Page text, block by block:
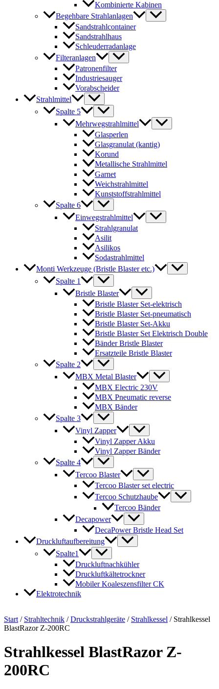
Kombinierte Kabinen
Begehbare Strahlanlagen
Sandstrahlcontainer
Sandstrahlhaus
Schleuderradanlage
Filteranlagen
Patronenfilter
Industriesauger
Vorabscheider
Strahlmittel
Spalte 5
Mehrwegstrahlmittel
Glasperlen
Glasgranulat (kantig)
Korund
Metallische Strahlmittel
Garnet
Weichstrahlmittel
Kunststoffstrahlmittel
Spalte 6
Einwegstrahlmittel
Strahlgranulat
Asilit
Asilikos
Sodastrahlmittel
Monti Werkzeuge (Bristle Blaster etc.)
Spalte 1
Bristle Blaster
Bristle Blaster Set-elektrisch
Bristle Blaster Set-pneumatisch
Bristle Blaster Set-Akku
Bristle Blaster Set Elektrisch Double
Bänder Bristle Blaster
Ersatzteile Bristle Blaster
Spalte 2
MBX Metal Blaster
MBX Electric 230V
MBX Pneumatic reverse
MBX Bänder
Spalte 3
Vinyl Zapper
Vinyl Zapper Akku
Vinyl Zapper Bänder
Spalte 4
Tercoo Blaster
Tercoo Blaster set electric
Tercoo Schutzhaube
Tercoo Bänder
Decapower
DecaPower Bristle Head Set
Druckluftaufbereitung
Spalte1
Druckluftnachkühler
Druckluftkältetrockner
Mobiler Koaleszensfilter CK
Elektrotechnik
Start / Strahltechnik /Druckstrahlgeräte / Strahlkessel / Strahlkessel
BlastRazor Z-200RC
Strahlkessel BlastRazor Z-
200RC